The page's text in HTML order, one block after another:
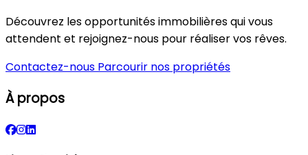
Découvrez les opportunités immobilières qui vous
attendent et rejoignez-nous pour réaliser vos rêves.
Contactez-nous Parcourir nos propriétés
À propos